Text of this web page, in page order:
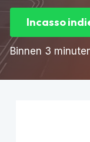
Incasso
Binnen 3